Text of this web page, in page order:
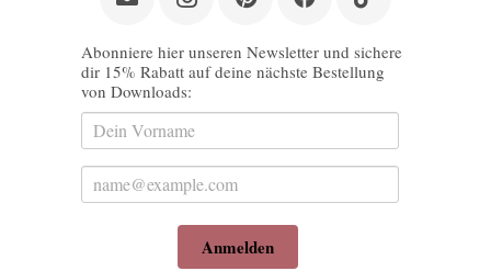
Abonniere hier unseren Newsletter und sichere
dir 15% Rabatt auf deine nächste Bestellung
von Downloads:
Anmelden